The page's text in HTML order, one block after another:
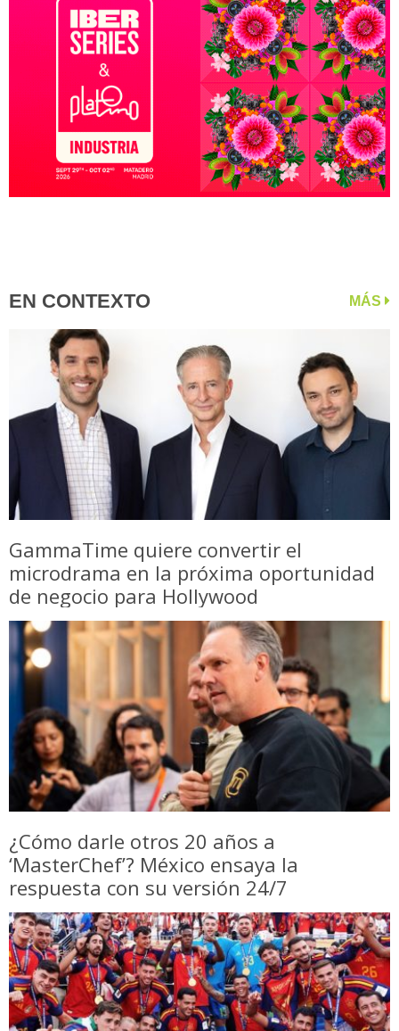
EN CONTEXTO MÁS
GammaTime quiere convertir el
microdrama en la próxima oportunidad
de negocio para Hollywood
¿Cómo darle otros 20 años a
‘MasterChef’? México ensaya la
respuesta con su versión 24/7